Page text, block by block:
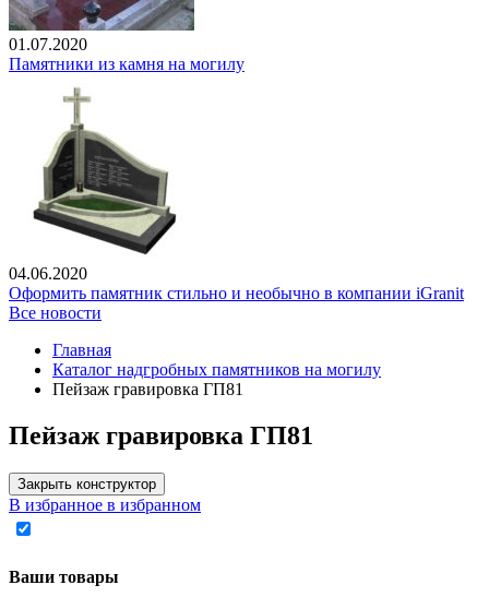
01.07.2020
Памятники из камня на могилу
04.06.2020
Оформить памятник стильно и необычно в компании iGranit
Все новости
Главная
Каталог надгробных памятников на могилу
Пейзаж гравировка ГП81
Пейзаж гравировка ГП81
Закрыть конструктор
В избранное в избранном
Ваши товары